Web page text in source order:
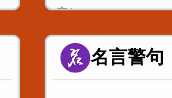
音jqx
如何打造清晰圆润
的口齿声音5--舌根
名言警句